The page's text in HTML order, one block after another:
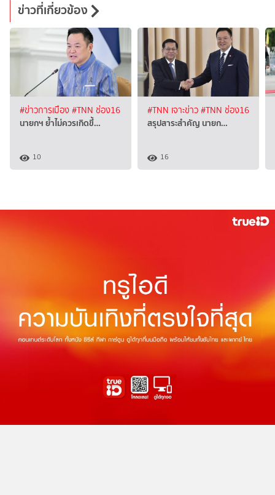
ข่าวที่เกี่ยวข้อง
#ข่าวการเมือง#TNN ช่อง16
นายกฯ ย้ำไม่ควรเกิดขึ้…
10
#TNN เจาะข่าว#TNN ช่อง16
สรุปสาระสำคัญ นายก…
16